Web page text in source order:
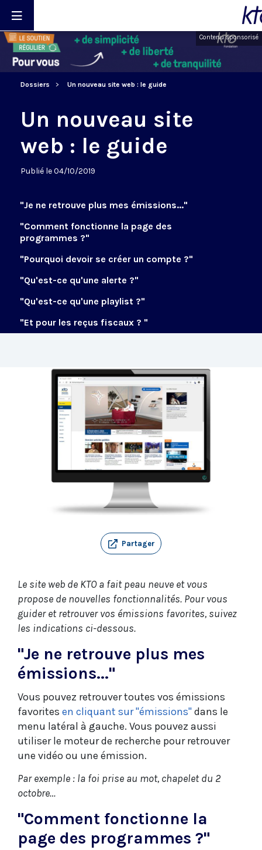
Contenu sponsorisé
Dossiers Un nouveau site web : le guide
Un nouveau site
web : le guide
Publié le 04/10/2019
"Je ne retrouve plus mes émissions..."
"Comment fonctionne la page des
programmes ?"
"Pourquoi devoir se créer un compte ?"
"Qu'est-ce qu'une alerte ?"
"Qu'est-ce qu'une playlist ?"
"Et pour les reçus fiscaux ? "
Partager
Le site web de KTO a fait peau neuve et vous
propose de nouvelles fonctionnalités. Pour vous
guider et retrouver vos émissions favorites, suivez
les indications ci-dessous.
"Je ne retrouve plus mes
émissions..."
Vous pouvez retrouver toutes vos émissions
favorites en cliquant sur "émissions"dans le
menu latéral à gauche. Vous pouvez aussi
utiliser le moteur de recherche pour retrouver
une vidéo ou une émission.
Par exemple : la foi prise au mot, chapelet du 2
octobre…
"Comment fonctionne la
page des programmes ?"